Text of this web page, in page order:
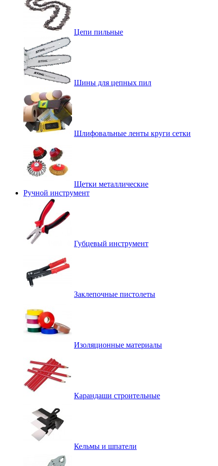
Цепи пильные
Шины для цепных пил
Шлифовальные ленты круги сетки
Щетки металлические
Ручной инструмент
Губцевый инструмент
Заклепочные пистолеты
Изоляционные материалы
Карандаши строительные
Кельмы и шпатели